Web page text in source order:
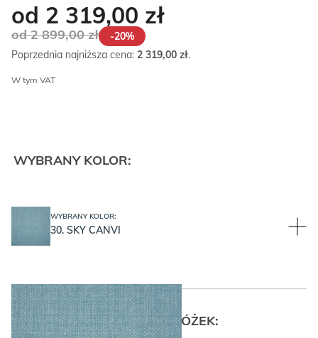
od 2 319,00 zł
od 2 899,00zł
-20%
Poprzednia najniższa cena: 2 319,00 zł.
W tym VAT
WYBRANY KOLOR:
WYBRANY KOLOR:
30. SKY CANVI
WYBIERZ KOLOR RAMY I NÓŻEK: